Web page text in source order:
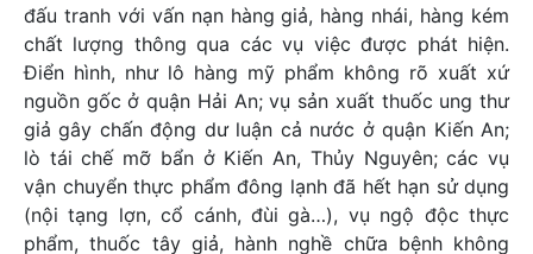
đấu tranh với vấn nạn hàng giả, hàng nhái, hàng kém
chất lượng thông qua các vụ việc được phát hiện.
Điển hình, như lô hàng mỹ phẩm không rõ xuất xứ
nguồn gốc ở quận Hải An; vụ sản xuất thuốc ung thư
giả gây chấn động dư luận cả nước ở quận Kiến An;
lò tái chế mỡ bẩn ở Kiến An, Thủy Nguyên; các vụ
vận chuyển thực phẩm đông lạnh đã hết hạn sử dụng
(nội tạng lợn, cổ cánh, đùi gà…), vụ ngộ độc thực
phẩm, thuốc tây giả, hành nghề chữa bệnh không